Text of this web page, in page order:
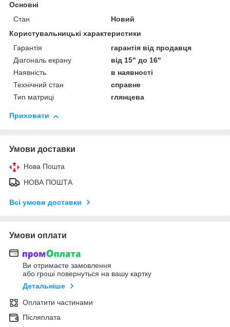
Основні
Стан
Новий
Користувальницькі характеристики
Гарантія
гарантія від продавця
Діагональ екрану
від 15" до 16"
Наявність
в наявності
Технічний стан
справне
Тип матриці
глянцева
Приховати
Умови доставки
Нова Пошта
НОВА ПОШТА
Всі умови доставки
Умови оплати
Ви отримаєте замовлення
або гроші повернуться на вашу картку
Детальніше
Оплатити частинами
Післяплата